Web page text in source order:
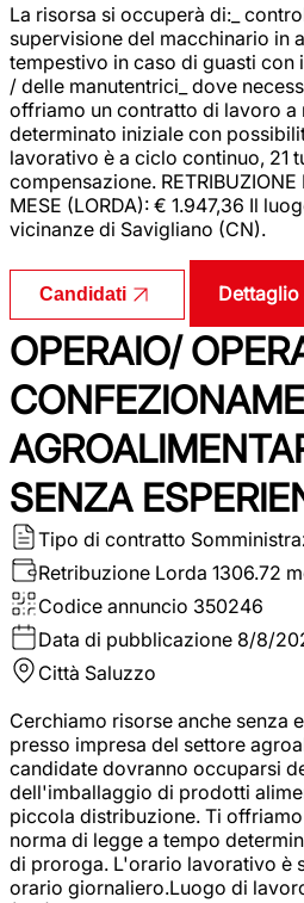
La risorsa si occuperà di:_
supervisione del macchinario in
tempestivo in caso di guasti
/ delle manutentrici_ dove
offriamo un contratto di lavoro a
determinato iniziale con
lavorativo è a ciclo continuo, 21
compensazione. RETRIBUZIONE
MESE (LORDA): € 1.947,36 Il
vicinanze di Savigliano (CN).
Candidati Dettaglio
OPERAIO/
SENZA
Tipo di contratto
Retribuzione Lorda 1306.72
Codice annuncio 350246
Data di pubblicazione 8/8/
Città Saluzzo
Cerchiamo risorse anche senza
presso impresa del settore
candidate dovranno occuparsi
dell'imballaggio di prodotti
piccola distribuzione. Ti
norma di legge a tempo
di proroga. L'orario lavorativo è
orario giornaliero.Luogo di